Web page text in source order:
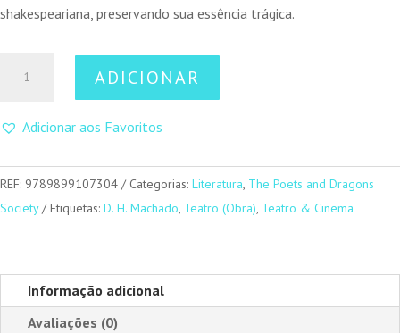
shakespeariana, preservando sua essência trágica.
Macbeth
preta)
ADICIONAR
Adicionar aos Favoritos
REF: 9789899107304 Categorias: Literatura, The Poets and Dragons
Society
Etiquetas: D. H. Machado, Teatro (Obra), Teatro & Cinema
Informação adicional
Avaliações (0)